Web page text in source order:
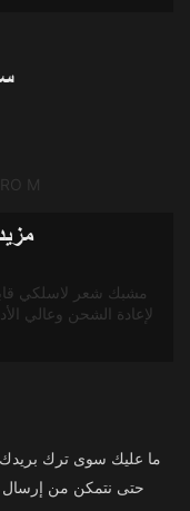
ما عليك سوى ترك بريدك
حتى نتمكن من